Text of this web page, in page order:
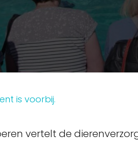
is voorbij.
vertelt de